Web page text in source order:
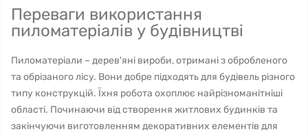
Переваги використання
пиломатеріалів у будівництві
Пиломатеріали – дерев'яні вироби, отримані з обробленого
та обрізаного лісу. Вони добре підходять для будівель різного
типу конструкцій. Їхня робота охоплює найрізноманітніші
області. Починаючи від створення житлових будинків та
закінчуючи виготовленням декоративних елементів для